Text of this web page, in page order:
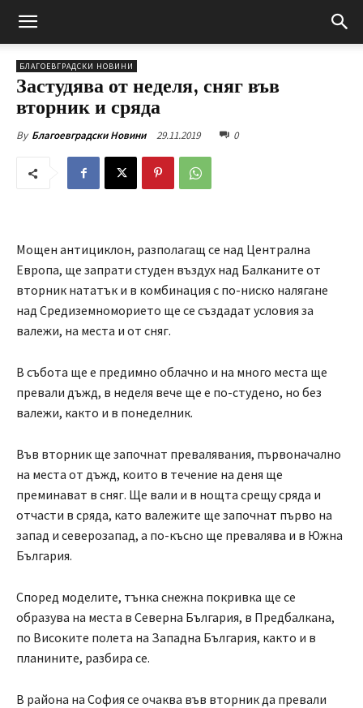
БЛАГОЕВГРАДСКИ НОВИНИ
Застудява от неделя, сняг във
вторник и сряда
By Благоевградски Новини 29.11.2019 0
Мощен антициклон, разполагащ се над Централна
Европа, ще запрати студен въздух над Балканите от
вторник нататък и в комбинация с по-ниско налягане
над Средиземноморието ще се създадат условия за
валежи, на места и от сняг.
В събота ще е предимно облачно и на много места ще
превали дъжд, в неделя вече ще е по-студено, но без
валежи, както и в понеделник.
Във вторник ще започнат превалявания, първоначално
на места от дъжд, които в течение на деня ще
преминават в сняг. Ще вали и в нощта срещу сряда и
отчасти в сряда, като валежите ще започнат първо на
запад и северозапад, а по-късно ще превалява и в Южна
България.
Според моделите, тънка снежна покривка ще се
образува на места в Северна България, в Предбалкана,
по Високите полета на Западна България, както и в
планините, разбира се.
В района на София се очаква във вторник да превали